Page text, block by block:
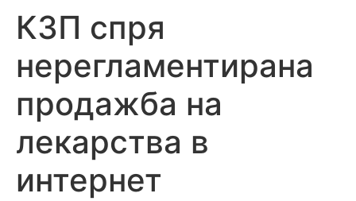
КЗП спря
нерегламентирана
продажба на
лекарства в
интернет